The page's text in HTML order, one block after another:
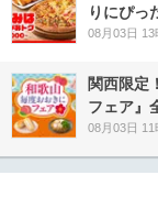
りにぴっ
08月03日 13
関西限定
フェア』
08月03日 11